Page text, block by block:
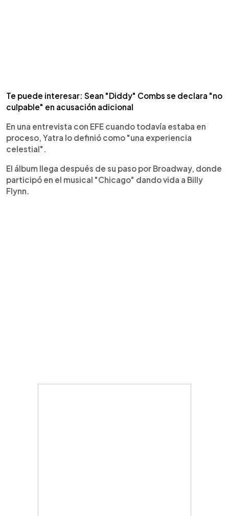
Te puede interesar: Sean "Diddy" Combs se declara "no
culpable" en acusación adicional
En una entrevista con EFE cuando todavía estaba en
proceso, Yatra lo definió como "una experiencia
celestial".
El álbum llega después de su paso por Broadway, donde
participó en el musical "Chicago" dando vida a Billy
Flynn.